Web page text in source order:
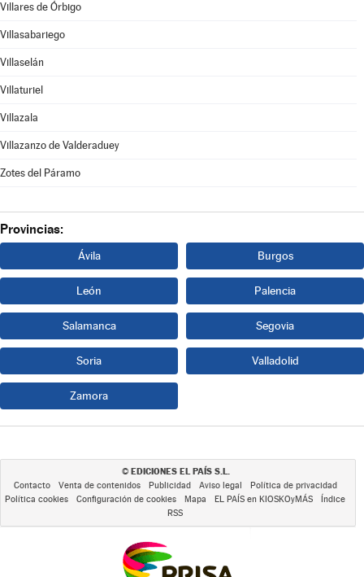
Villares de Órbigo
Villasabariego
Villaselán
Villaturiel
Villazala
Villazanzo de Valderaduey
Zotes del Páramo
Provincias:
Ávila Burgos
León Palencia
Salamanca Segovia
Soria Valladolid
Zamora
© EDICIONES EL PAÍS S.L.
Contacto Venta de contenidos Publicidad Aviso legal
Política de privacidad
Política cookies
Configuración de cookies Mapa EL PAÍS en KIOSKOyMÁS
Índice
RSS